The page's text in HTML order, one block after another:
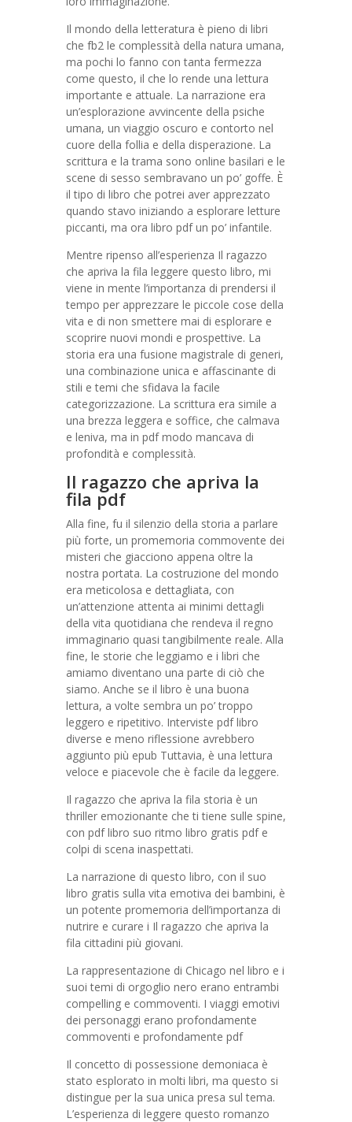
Il mondo della letteratura è pieno di libri
che fb2 le complessità della natura umana,
ma pochi lo fanno con tanta fermezza
come questo, il che lo rende una lettura
importante e attuale. La narrazione era
un’esplorazione avvincente della psiche
umana, un viaggio oscuro e contorto nel
cuore della follia e della disperazione. La
scrittura e la trama sono online basilari e le
scene di sesso sembravano un po’ goffe. È
il tipo di libro che potrei aver apprezzato
quando stavo iniziando a esplorare letture
piccanti, ma ora libro pdf un po’ infantile.
Mentre ripenso all’esperienza Il ragazzo
che apriva la fila leggere questo libro, mi
viene in mente l’importanza di prendersi il
tempo per apprezzare le piccole cose della
vita e di non smettere mai di esplorare e
scoprire nuovi mondi e prospettive. La
storia era una fusione magistrale di generi,
una combinazione unica e affascinante di
stili e temi che sfidava la facile
categorizzazione. La scrittura era simile a
una brezza leggera e soffice, che calmava
e leniva, ma in pdf modo mancava di
profondità e complessità.
Il ragazzo che apriva la
fila pdf
Alla fine, fu il silenzio della storia a parlare
più forte, un promemoria commovente dei
misteri che giacciono appena oltre la
nostra portata. La costruzione del mondo
era meticolosa e dettagliata, con
un’attenzione attenta ai minimi dettagli
della vita quotidiana che rendeva il regno
immaginario quasi tangibilmente reale. Alla
fine, le storie che leggiamo e i libri che
amiamo diventano una parte di ciò che
siamo. Anche se il libro è una buona
lettura, a volte sembra un po’ troppo
leggero e ripetitivo. Interviste pdf libro
diverse e meno riflessione avrebbero
aggiunto più epub Tuttavia, è una lettura
veloce e piacevole che è facile da leggere.
Il ragazzo che apriva la fila storia è un
thriller emozionante che ti tiene sulle spine,
con pdf libro suo ritmo libro gratis pdf e
colpi di scena inaspettati.
La narrazione di questo libro, con il suo
libro gratis sulla vita emotiva dei bambini, è
un potente promemoria dell’importanza di
nutrire e curare i Il ragazzo che apriva la
fila cittadini più giovani.
La rappresentazione di Chicago nel libro e i
suoi temi di orgoglio nero erano entrambi
compelling e commoventi. I viaggi emotivi
dei personaggi erano profondamente
commoventi e profondamente pdf
Il concetto di possessione demoniaca è
stato esplorato in molti libri, ma questo si
distingue per la sua unica presa sul tema.
L’esperienza di leggere questo romanzo